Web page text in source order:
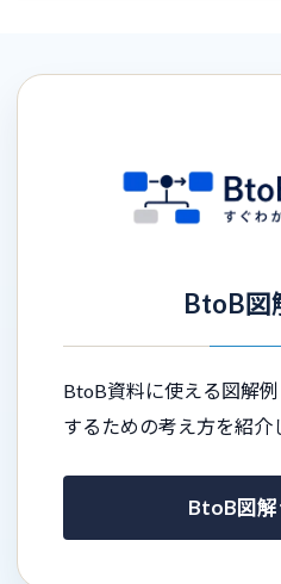
BtoB図
BtoB資料に使える図解
するための考え方を紹介
BtoB図